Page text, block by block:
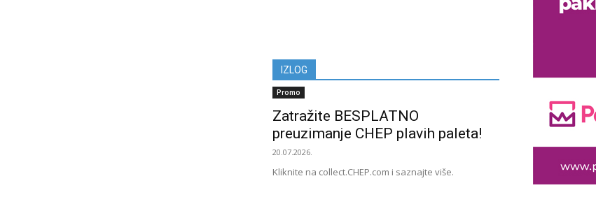
IZLOG
Promo
Zatražite BESPLATNO
preuzimanje CHEP plavih paleta!
20.07.2026.
Kliknite na collect.CHEP.com i saznajte više.